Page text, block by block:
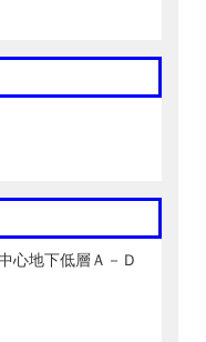
心地下低層Ａ－Ｄ